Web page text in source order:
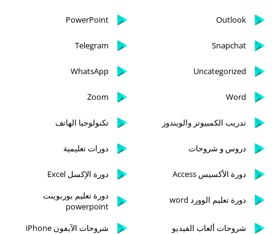
Outlook
PowerPoint
Snapchat
Telegram
Uncategorized
WhatsApp
Word
Zoom
تدريب الكمبيوتر والويندوز تكنولوجيا الهاتف
دروس و شروحات دورات تعليمية
دورة الأكسيس Access دورة الإكسل Excel
دورة تعليم الوورد word
دورة تعليم بوربوينت
powerpoint
شروحات ألعاب الفيديو
شروحات الآيفون iPhone